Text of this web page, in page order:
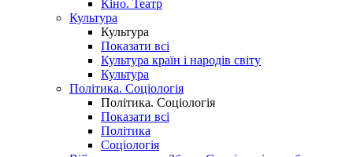
Кіно. Театр
Культура
Культура
Показати всі
Культура країн і народів світу
Культура
Політика. Соціологія
Політика. Соціологія
Показати всі
Політика
Соціологія